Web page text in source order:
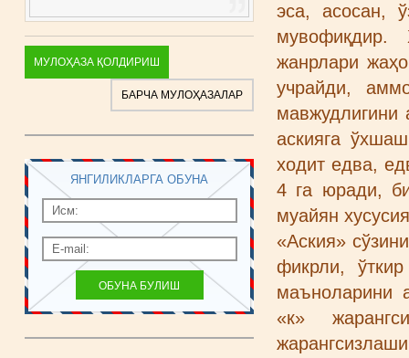
МУЛОҲАЗА ҚОЛДИРИШ
БАРЧА МУЛОҲАЗАЛАР
ЯНГИЛИКЛАРГА ОБУНА
эса, асосан,
мувофиқдир.
жанрлари
учрайди,
мавжудлигини
аскияга
ходит едва,
4 га юради,
муайян
«Аския»
фикрли,
маъноларини
«к»